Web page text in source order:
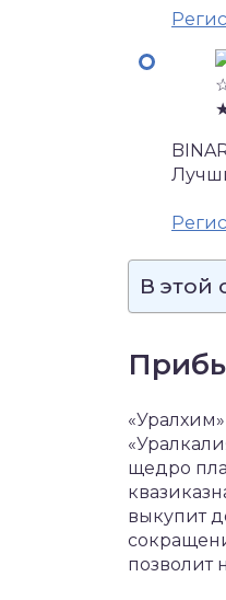
В этой
щедро
выкупит
позволит